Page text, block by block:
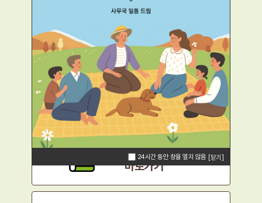
전시 참가 기업 신청
바로가기
24시간 동안 창을 열지 않음 [닫기]